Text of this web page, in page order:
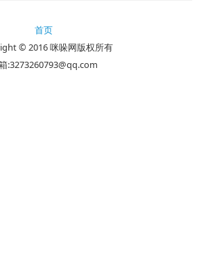
首页
© 2016 咪哚网版权所有
:3273260793@qq.com